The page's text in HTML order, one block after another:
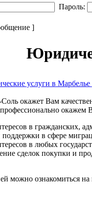
Пароль:
]
услуги в Марбелье
Соль окажет Вам
окажем
в гражданских,
в сфере
в любых
сделок покупки и
можно ознакомиться